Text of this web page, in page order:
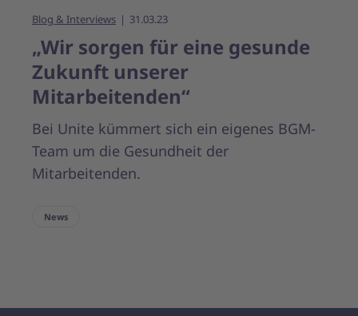
Blog & Interviews 31.03.23
„Wir sorgen für eine gesunde
Zukunft unserer
Mitarbeitenden“
Bei Unite kümmert sich ein eigenes BGM-
Team um die Gesundheit der
Mitarbeitenden.
News